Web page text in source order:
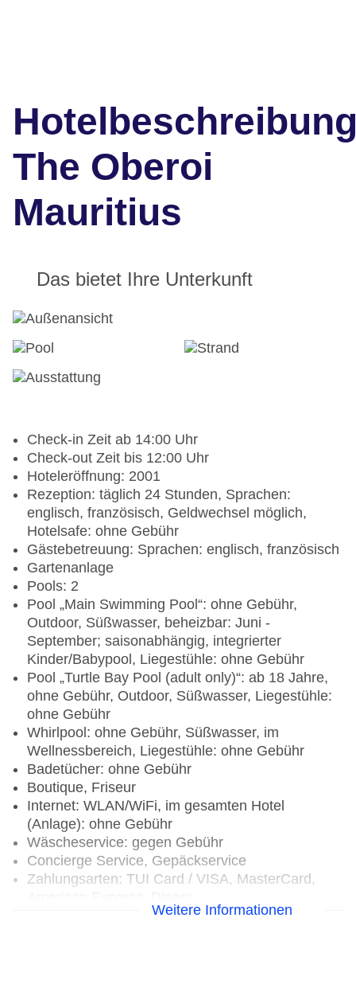
The Oberoi
Mauritius
Das bietet Ihre Unterkunft
Check-in Zeit ab 14:00 Uhr
Check-out Zeit bis 12:00 Uhr
Hoteleröffnung: 2001
Rezeption: täglich 24 Stunden, Sprachen:
englisch, französisch, Geldwechsel möglich,
Hotelsafe: ohne Gebühr
Gästebetreuung: Sprachen: englisch, französisch
Gartenanlage
Pools: 2
Pool „Main Swimming Pool“: ohne Gebühr,
Outdoor, Süßwasser, beheizbar: Juni -
September; saisonabhängig, integrierter
Kinder/Babypool, Liegestühle: ohne Gebühr
Pool „Turtle Bay Pool (adult only)“: ab 18 Jahre,
ohne Gebühr, Outdoor, Süßwasser, Liegestühle:
ohne Gebühr
Whirlpool: ohne Gebühr, Süßwasser, im
Wellnessbereich, Liegestühle: ohne Gebühr
Badetücher: ohne Gebühr
Boutique, Friseur
Internet: WLAN/WiFi, im gesamten Hotel
(Anlage): ohne Gebühr
Wäscheservice: gegen Gebühr
Concierge Service, Gepäckservice
Zahlungsarten: TUI Card / VISA, MasterCard,
Haustiere nicht erlaubtWeitere Informationen